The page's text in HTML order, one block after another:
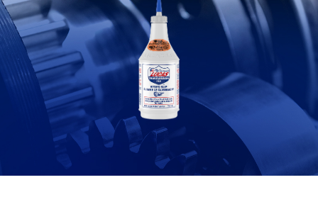
Nouvelles
Pourquoi Lucas
Trouver un Détaillant
Mon Véhicule